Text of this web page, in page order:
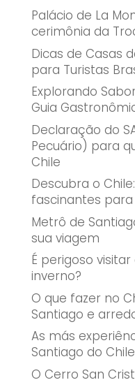
Palácio de La
cerimônia da
Dicas de Casas
para Turistas
Explorando
Guia
Declaração do
Pecuário) para
Chile
Descubra o
fascinantes
Metrô de
sua viagem
É perigoso
inverno?
O que fazer no
Santiago e
As más
Santiago do Chile
O Cerro San